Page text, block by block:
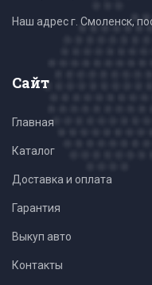
Наш адрес г. Смоленск,
Сайт
Главная
Каталог
Доставка и оплата
Гарантия
Выкуп авто
Контакты